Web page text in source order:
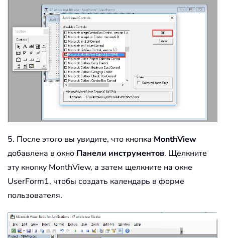
5. После этого вы увидите, что кнопка MonthView
добавлена в окно Панели инструментов. Щелкните
эту кнопку MonthView, а затем щелкните на окне
UserForm1, чтобы создать календарь в форме
пользователя.